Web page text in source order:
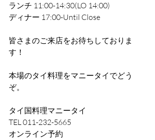
ランチ 11:00-14:30(LO 14:00)
ディナー 17:00-Until Close
皆さまのご来店をお待ちしておりま
す！
本場のタイ料理をマニータイでどう
ぞ。
タイ国料理マニータイ
TEL 011-232-5665
オンライン予約